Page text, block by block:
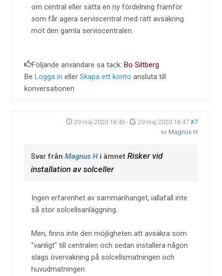
om central eller sätta en ny fördelning framför
som får agera serviscentral med rätt avsäkring
mot den gamla serviscentralen.
Följande användare sa tack: Bo Siltberg
Be Logga in eller Skapa ett konto ansluta till
konversationen.
29 maj 2020 18:46 - 29 maj 2020 18:47 #7
av Magnus H
Svar från Magnus Hi ämnet Risker vid
installation av solceller
Ingen erfarenhet av sammanhanget, iallafall inte
så stor solcellsanläggning.
Men, finns inte den möjligheten att avsäkra som
"vanligt" till centralen och sedan installera någon
slags övervakning på solcellsmatningen och
huvudmatningen.